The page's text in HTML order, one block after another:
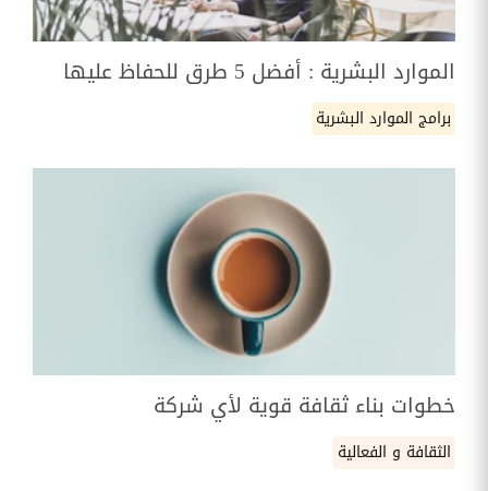
الموارد البشرية : أفضل 5 طرق للحفاظ عليها
برامج الموارد البشرية
خطوات بناء ثقافة قوية لأي شركة
الثقافة و الفعالية